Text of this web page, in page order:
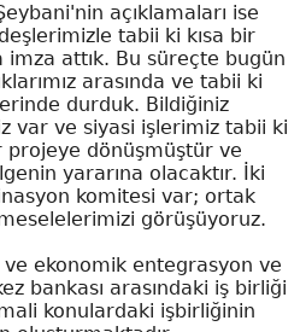
açıklamaları ise
tabii ki kısa bir
imza attık. Bu süreçte bugün
arasında ve tabii ki
durduk. Bildiğiniz
var ve siyasi işlerimiz tabii ki
dönüşmüştür ve
yararına olacaktır. İki
komitesi var; ortak
görüşüyoruz.
ekonomik entegrasyon ve
bankası arasındaki iş birliği
konulardaki işbirliğinin